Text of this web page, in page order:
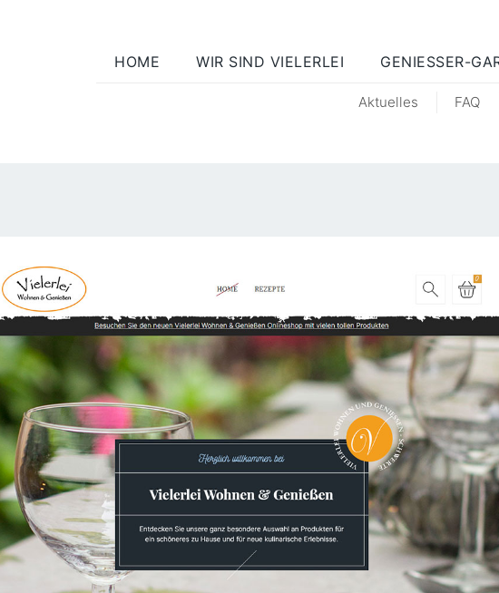
HOME WIR SIND VIELERLEI GENIESSER-
Aktuelles FAQ